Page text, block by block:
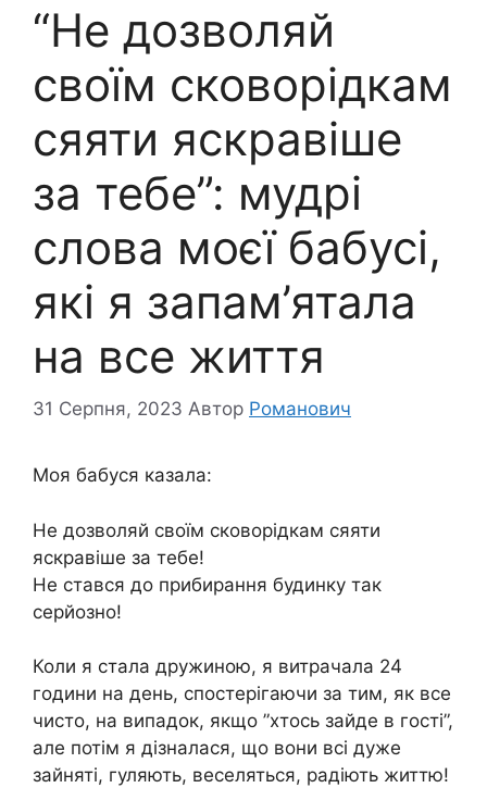
“Не дозволяй
своїм сковорідкам
сяяти яскравіше
за тебе”: мудрі
слова моєї бабусі,
які я запам’ятала
на все життя
31 Серпня, 2023 Автор Романович
Моя бабуся казала:
Не дозволяй своїм сковорідкам сяяти
яскравіше за тебе!
Не стався до прибирання будинку так
серйозно!
Коли я стала дружиною, я витрачала 24
години на день, спостерігаючи за тим, як все
чисто, на випадок, якщо ”хтось зайде в гості”,
але потім я дізналася, що вони всі дуже
зайняті, гуляють, веселяться, радіють життю!